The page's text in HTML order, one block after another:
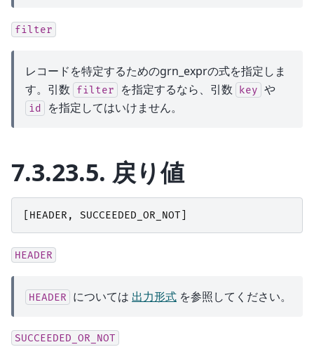
filter
レコードを特定するためのgrn_exprの式を指定しま
す。引数
filter を指定するなら、引数 key や
id を指定してはいけません。
7.3.23.5. 戻り値
HEADER , SUCCEEDED_OR_NOT
HEADER
HEADER については 出力形式 を参照してください。
SUCCEEDED_OR_NOT